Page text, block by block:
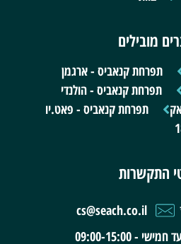
מובילים
תפרחת קנאביס - ארגמן
תפרחת קנאביס - הולנדי
תפרחת קנאביס - פאט.יו
התקשרות
cs@seach.co.il
- 09:00-15:00